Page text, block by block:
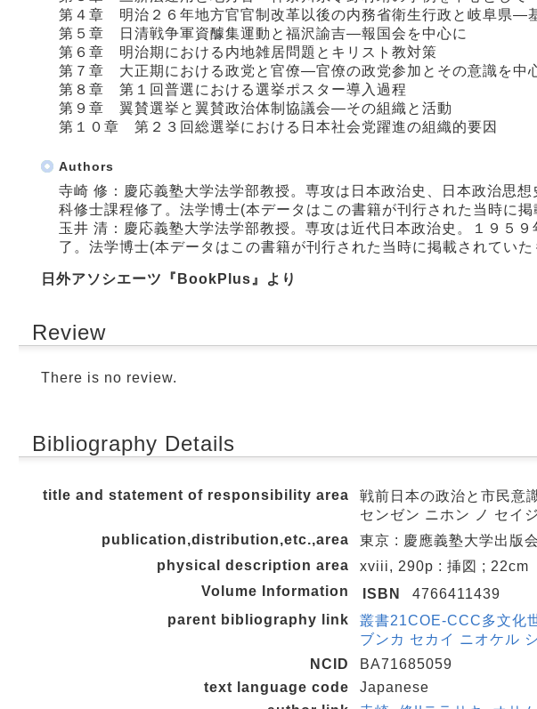
第４章 明治２６年地方官官制改革以後の内務省衛生行政と岐阜県―
第５章 日清戦争軍資醵集運動と福沢諭吉―報国会を中心に
第６章 明治期における内地雑居問題とキリスト教対策
第７章 大正期における政党と官僚―官僚の政党参加とその意識を中
第８章 第１回普選における選挙ポスター導入過程
第９章 翼賛選挙と翼賛政治体制協議会―その組織と活動
第１０章 第２３回総選挙における日本社会党躍進の組織的要因
Authors
寺崎 修：慶応義塾大学法学部教授。専攻は日本政治史、日本政治思
科修士課程修了。法学博士(本データはこの書籍が刊行された当時に
玉井 清：慶応義塾大学法学部教授。専攻は近代日本政治史。１９５
了。法学博士(本データはこの書籍が刊行された当時に掲載されていた
日外アソシエーツ『BookPlus』より
Review
There is no review.
Bibliography Details
title and statement of responsibility area
戦前日本の政治と市民意
センゼン ニホン ノ セイ
publication,distribution,etc.,area
東京 : 慶應義塾大学出版
physical description area
xviii, 290p : 挿図 ; 22cm
Volume Information
ISBN
4766411439
parent bibliography link
叢書21COE-CCC多文化
ブンカ セカイ ニオケル
NCID
BA71685059
text language code
Japanese